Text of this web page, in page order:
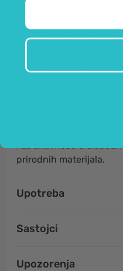
Oblog za višekratno
upotrebljavati kao
hladni
ozljede, modrice ili
i za aktivnosti u
prirodnih materijala.
Upotreba
Sastojci
Upozorenja